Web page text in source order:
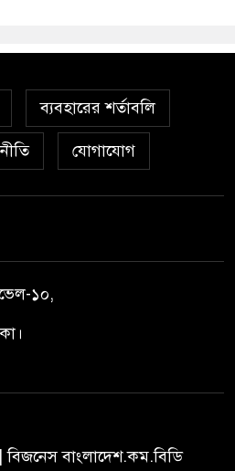
ব্যবহারের শর্তাবলি
যোগাযোগ
১০,
বিজনেস বাংলাদেশ.কম.বিডি